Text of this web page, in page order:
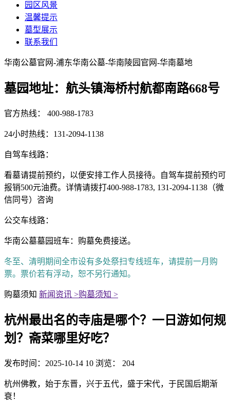
园区风景
温馨提示
墓型展示
联系我们
华南公墓官网-浦东华南公墓-华南陵园官网-华南墓地
墓园地址：航头镇海桥村航都南路668号
官方热线： 400-988-1783
24小时热线：131-2094-1138
自驾车线路：
看墓请提前预约，以便安排工作人员接待。自驾车提前预约可
报销500元油费。详情请拨打400-988-1783, 131-2094-1138（微
信同号）咨询
公交车线路：
华南公墓墓园班车：购墓免费接送。
冬至、清明期间全市设有多处祭扫专线班车，请提前一月购
票。票价若有浮动，恕不另行通知。
购墓须知 新闻资讯 >购墓须知 >
杭州最出名的寺庙是哪个？一日游如何规
划？斋菜哪里好吃？
发布时间：2025-10-14 10 浏览： 204
杭州佛教，始于东晋，兴于五代，盛于宋代，于民国后期渐
衰！